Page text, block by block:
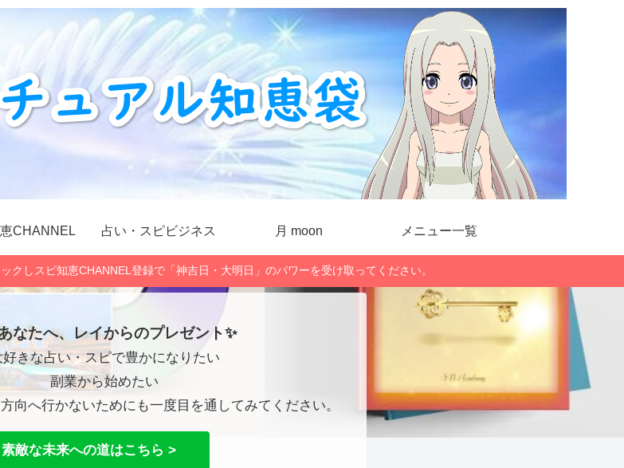
CHANNEL 占い・スピビジネス 月 moon メニュー一覧
クしスピ知恵CHANNEL登録で「神吉日・大明日」のパワーを受け取ってください。
なたへ、レイからのプレゼント✨
好きな占い・スピで豊かになりたい
副業から始めたい
向へ行かないためにも一度目を通してみてください。
素敵な未来への道はこちら >